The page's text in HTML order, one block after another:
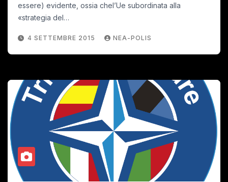
essere) evidente, ossia chel’Ue subordinata alla
«strategia del…
4 SETTEMBRE 2015 NEA-POLIS